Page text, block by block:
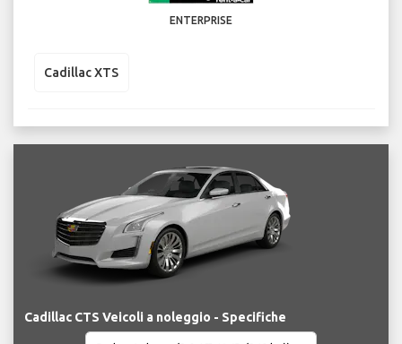
ENTERPRISE
Cadillac XTS
Cadillac CTS Veicoli a noleggio - Specifiche